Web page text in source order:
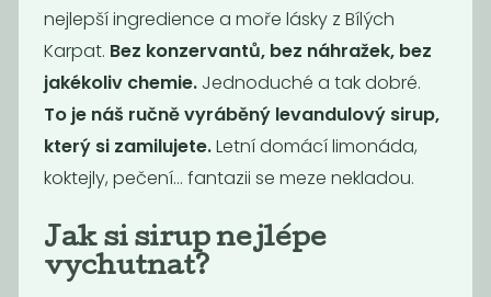
Bioláda rybíz
230g bio
115 Kč
Levandule sirup
500 ml
135Kč
nejlepšíingredience a moře lásky z Bílých
Karpat. Bez konzervantů, bez náhražek, bez
jakékoliv chemie. Jednoduché a tak dobré.
To je náš ručně vyráběný levandulový sirup,
který si zamilujete.Letní domácí limonáda,
koktejly, pečení... fantazii se meze nekladou.
Jak si sirup nejlépe
vychutnat?